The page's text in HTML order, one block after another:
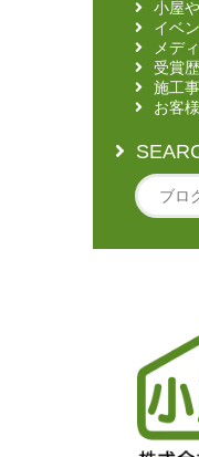
小屋
イベ
メデ
受賞歴
施工
お客